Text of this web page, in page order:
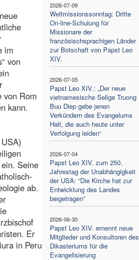
2026-07-09
Weltmissionssonntag: Dritte
On-line-Schulung für
Missionare der
französischsprachigen Länder
zur Botschaft von Papst Leo
XIV.
2026-07-05
Papst Leo XIV.: „Der neue
vietnamesische Selige Truong
Buu Diep gebe jenen
Verkündern des Evangelums
Halt, die auch heute unter
Verfolgung leiden“
2026-07-04
Papst Leo XIV. zum 250.
Jahrestag der Unabhängigkeit
der USA: “Die Kirche hat zur
Entwicklung des Landes
beigetragen”
2026-06-30
Papst Leo XIV. ernennt neue
Mitglieder und Konsultoren des
Dikasteriums für die
Evangelisierung
im
von
von Rom
kann.
Seine
ab.
Er
in Peru